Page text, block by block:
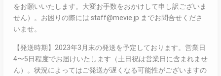
をお願いいたします。大変お手数をおかけして申し訳ございま
せん）。お困りの際には staff@mevie.jp までお問合せくださ
いませ。
【発送時期】2023年3月末の発送を予定しております。営業日
4〜5日程度でお届けいたします（土日祝は営業日に含まれませ
ん）。状況によってはご発送が遅くなる可能性がございますの